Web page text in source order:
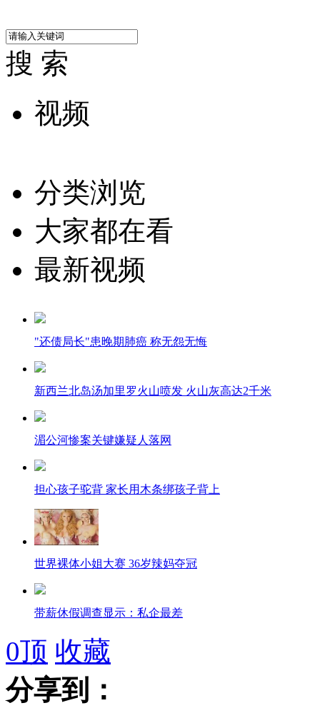
搜 索
视频
分类浏览
大家都在看
最新视频
"还债局长"患晚期肺癌 称无怨无悔
新西兰北岛汤加里罗火山喷发 火山灰高达2千米
湄公河惨案关键嫌疑人落网
担心孩子驼背 家长用木条绑孩子背上
世界裸体小姐大赛 36岁辣妈夺冠
带薪休假调查显示：私企最差
日本受惊小熊猫四脚朝天红网络
0顶 收藏
分享到：